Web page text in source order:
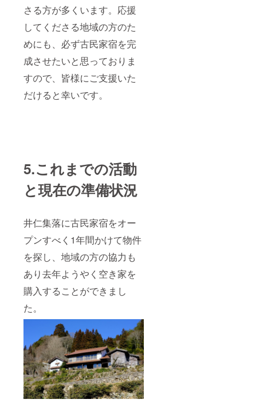
さる方が多くいます。応援
してくださる地域の方のた
めにも、必ず古民家宿を完
成させたいと思っておりま
すので、皆様にご支援いた
だけると幸いです。
5.これまでの活動
と現在の準備状況
井仁集落に古民家宿をオー
プンすべく1年間かけて物件
を探し、地域の方の協力も
あり去年ようやく空き家を
購入することができまし
た。